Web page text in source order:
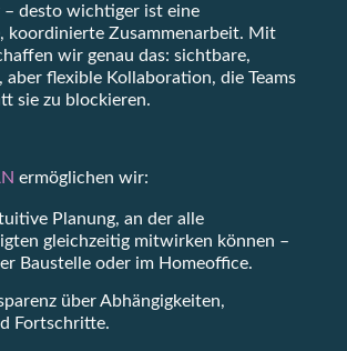
desto wichtiger ist eine
koordinierte Zusammenarbeit. Mit
wir genau das: sichtbare,
flexible Kollaboration, die Teams
sie zu blockieren.
ermöglichen wir:
Planung, an der alle
gleichzeitig mitwirken können –
Baustelle oder im Homeoffice.
über Abhängigkeiten,
Fortschritte.